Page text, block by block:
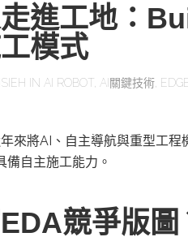
進工地：
模式
IN AI ROBOT AI關鍵技術
來將AI、自主導航與重型工程
自主施工能力。
競爭版圖